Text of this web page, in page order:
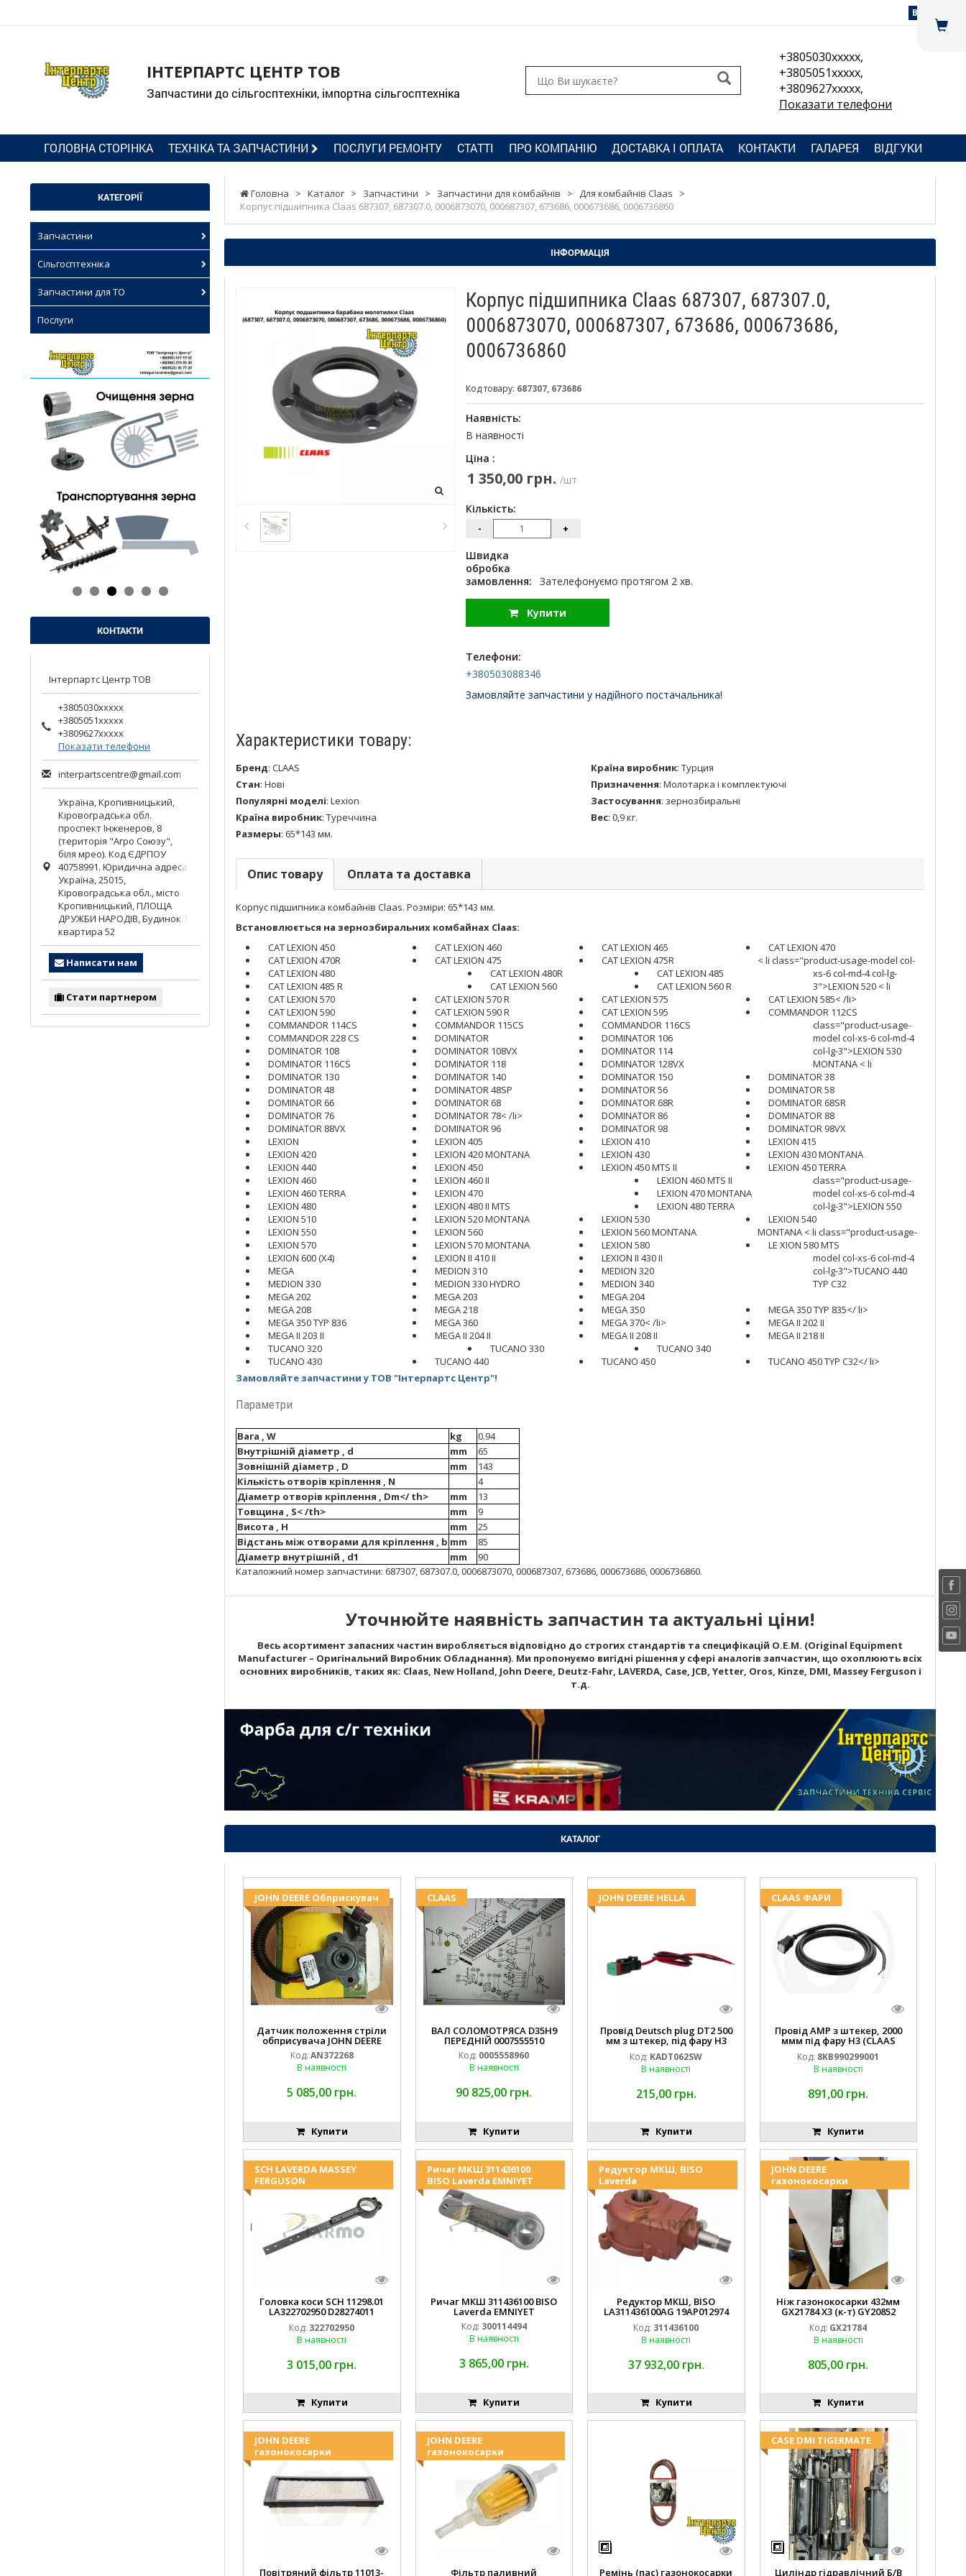
Вхід
ІНТЕРПАРТС ЦЕНТР ТОВ
Запчастини до сільгосптехніки, імпортна сільгосптехніка
+3805030xxxxx,
+3805051xxxxx,
+3809627xxxxx,
Показати телефони
ГОЛОВНА СТОРІНКА ТЕХНІКА ТА ЗАПЧАСТИНИ ПОСЛУГИ РЕМОНТУ СТАТТІ ПРО КОМПАНІЮ ДОСТАВКА І ОПЛАТА КОНТАКТИ ГАЛАРЕЯ ВІДГУКИ
Головна > Каталог > Запчастини > Запчастини для комбайнів > Для комбайнів Claas
>
Корпус підшипника Claas 687307, 687307.0, 0006873070, 000687307, 673686, 000673686, 0006736860
ІНФОРМАЦІЯ
Корпус підшипника Claas 687307, 687307.0,
0006873070, 000687307, 673686, 000673686,
0006736860
Код товару: 687307, 673686
Наявність:
В наявності
Ціна :
1 350,00 грн. /шт
Кількість:
- +
Швидка
обробка
замовлення:
Зателефонуємо протягом 2 хв.
Купити
Телефони:
+380503088346
Замовляйте запчастини у надійного постачальника!
Характеристики товару:
Бренд: CLAAS Країна виробник: Турция
Стан: Нові Призначення: Молотарка і комплектуючі
Популярні моделі: Lexion Застосування: зернозбиральні
Країна виробник: Туреччина Вес: 0,9 кг.
Размеры: 65*143 мм.
Опис товару Оплата та доставка
Корпус підшипника комбайнів Claas. Розміри: 65*143 мм.
Встановлюється на зернозбиральних комбайнах Claas:
CAT LEXION 450
CAT LEXION 460 CAT LEXION 465
CAT LEXION 470
CAT LEXION 470R
CAT LEXION 475
CAT LEXION 475R
CAT LEXION 480
CAT LEXION 480R
CAT LEXION 485
CAT LEXION 485 R
CAT LEXION 560
CAT LEXION 560 R
CAT LEXION 570
CAT LEXION 570 R CAT LEXION 575
CAT LEXION 585< /li>
CAT LEXION 590
CAT LEXION 590 R CAT LEXION 595
COMMANDOR 112CS
COMMANDOR 114CS
COMMANDOR 115CS
COMMANDOR 116CS
COMMANDOR 228 CS
DOMINATOR
DOMINATOR 106
DOMINATOR 108
DOMINATOR 108VX
DOMINATOR 114
DOMINATOR 116CS
DOMINATOR 118
DOMINATOR 128VX
DOMINATOR 130
DOMINATOR 140 DOMINATOR 150
DOMINATOR 38
DOMINATOR 48
DOMINATOR 48SP DOMINATOR 56
DOMINATOR 58
DOMINATOR 66
DOMINATOR 68 DOMINATOR 68R
DOMINATOR 68SR
DOMINATOR 76
DOMINATOR 78< /li> DOMINATOR 86
DOMINATOR 88
DOMINATOR 88VX
DOMINATOR 96 DOMINATOR 98
DOMINATOR 98VX
LEXION
LEXION 405 LEXION 410
LEXION 415
LEXION 420
LEXION 420 MONTANA LEXION 430
LEXION 430 MONTANA
LEXION 440
LEXION 450 LEXION 450 MTS II
LEXION 450 TERRA
LEXION 460
LEXION 460 II
LEXION 460 MTS II
LEXION 460 TERRA
LEXION 470
LEXION 470 MONTANA
LEXION 480
LEXION 480 II MTS
LEXION 480 TERRA
LEXION 510
< li class="product-usage-model col-
xs-6 col-md-4 col-lg-
3">LEXION 520
LEXION 520 MONTANA LEXION 530
< li
class="product-usage-
model col-xs-6 col-md-4
col-lg-3">LEXION 530
MONTANA
LEXION 540
LEXION 550
< li
class="product-usage-
model col-xs-6 col-md-4
col-lg-3">LEXION 550
MONTANA
LEXION 560
LEXION 560 MONTANA
LEXION 570
LEXION 570 MONTANA LEXION 580
LE XION 580 MTS
LEXION 600 (X4)
LEXION II 410 II
LEXION II 430 II
MEGA
MEDION 310
MEDION 320
MEDION 330
MEDION 330 HYDRO
MEDION 340
MEGA 202
MEGA 203
MEGA 204
MEGA 208
MEGA 218 MEGA 350
MEGA 350 TYP 835</ li>
MEGA 350 TYP 836
MEGA 360 MEGA 370< /li>
MEGA II 202 II
MEGA II 203 II
MEGA II 204 II MEGA II 208 II
MEGA II 218 II
TUCANO 320
TUCANO 330
TUCANO 340
TUCANO 430
TUCANO 440
< li class="product-usage-
model col-xs-6 col-md-4
col-lg-3">TUCANO 440
TYP C32
TUCANO 450
TUCANO 450 TYP C32</ li>
Замовляйте запчастини у ТОВ "Інтерпартс Центр"!
Параметри
Вага , W kg
0.94
Внутрішній діаметр , d
mm
65
Зовнішній діаметр , D
mm
143
Кількість отворів кріплення , N
4
Діаметр отворів кріплення , Dm</ th>
mm
13
Товщина , S< /th>
mm
9
Висота , H
mm
25
Відстань між отворами для кріплення , b mm
85
Діаметр внутрішній , d1
mm
90
Каталожний номер запчастини: 687307, 687307.0, 0006873070, 000687307, 673686, 000673686, 0006736860.
Уточнюйте наявність запчастин та актуальні ціни!
Весь асортимент запасних частин виробляється відповідно до строгих стандартів та специфікацій O.E.M. (Original Equipment
Manufacturer – Оригінальний Виробник Обладнання). Ми пропонуємо вигідні рішення у сфері аналогів запчастин, що охоплюють всіх
основних виробників, таких як: Claas, New Holland, John Deere, Deutz-Fahr, LAVERDA, Case, JCB, Yetter, Oros, Kinze, DMI, Massey Ferguson і
т.д.
КАТАЛОГ
JOHN DEERE Обприскувач
Датчик положення стріли
обприсувача JOHN DEERE
Код: AN372268
В наявності
5 085,00 грн.
Купити
CLAAS
ВАЛ СОЛОМОТРЯСА D35H9
ПЕРЕДНІЙ 0007555510
Код: 0005558960
В наявності
90 825,00 грн.
Купити
JOHN DEERE HELLA
Провід Deutsch plug DT2 500
мм з штекер, під фару H3
(JOHN DEERE AL116438
994.184.00) ) Kramp Hella
Код: KADT062SW
В наявності
215,00 грн.
Купити
CLAAS ФАРИ
Провід AMP з штекер, 2000
ммм під фару H3 (CLAAS
013733) Hella
Код: 8KB990299001
В наявності
891,00 грн.
Купити
SCH LAVERDA MASSEY
FERGUSON
Головка коси SCH 11298.01
LA322702950 D28274011
EMNIYET
Код: 322702950
В наявності
3 015,00 грн.
Купити
Ричаг МКШ 311436100
BISO Laverda EMNIYET
Ричаг МКШ 311436100 BISO
Laverda EMNIYET
Код: 300114494
В наявності
3 865,00 грн.
Купити
Редуктор МКШ, BISO
Laverda
Редуктор МКШ, BISO
LA311436100AG 19AP012974
Laverda EMNIYET
Код: 311436100
В наявності
37 932,00 грн.
Купити
JOHN DEERE
газонокосарки
Ніж газонокосарки 432мм
GX21784 X3 (к-т) GY20852
AM137757 AM141035
Код: GX21784
В наявності
805,00 грн.
Купити
JOHN DEERE
газонокосарки
Повітряний фільтр 11013-
JOHN DEERE
газонокосарки
Фільтр паливний Ремінь (пас) газонокосарки
CASE DMI TIGERMATE
Циліндр гідравлічний Б/В
КАТЕГОРІЇ
Запчастини
Сільгосптехніка
Запчастини для ТО
Послуги
КОНТАКТИ
Інтерпартс Центр ТОВ
+3805030xxxxx
+3805051xxxxx
+3809627xxxxx
Показати телефони
interpartscentre@gmail.com
Україна, Кропивницький
Кіровоградська обл.
проспект Інженеров, 8
(територія "Агро Союзу",
біля мрео). Код ЄДРПОУ
40758991. Юридична адреса:
Україна, 25015,
Кіровоградська обл., місто
Кропивницький, ПЛОЩА
ДРУЖБИ НАРОДІВ, Будинок 1,
квартира 52
Написати нам
Стати партнером